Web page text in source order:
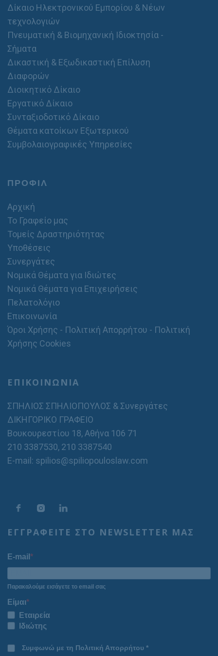
Δίκαιο Ηλεκτρονικού Εμπορίου & Νέων
τεχνολογιών
Πνευματική & Βιομηχανική Ιδιοκτησία -
Σήματα
Δικαστική & Εξωδικαστική Επίλυση
Διαφορών
Διοικητικό Δίκαιο
Εργατικό Δίκαιο
Συνταξιοδοτικό Δίκαιο
Θέματα κατοίκων Εξωτερικού
Συμβολαιογραφικές Υπηρεσίες
ΠΡΟΦΙΛ
Αρχική
Το Γραφείο μας
Τομείς Δραστηριότητας
Υποθέσεις
Συνεργάτες
Νομικά Θέματα για Ιδιώτες
Νομικά Θέματα για Επιχειρήσεις
Πελατολόγιο
Επικοινωνία
Όροι Χρήσης - Πολιτική Απορρήτου - Πολιτική
Χρήσης Cookies
ΕΠΙΚΟΙΝΩΝΙΑ
ΣΠΗΛΙΟΣ ΣΠΗΛΙΟΠΟΥΛΟΣ & Συνεργάτες
ΔΙΚΗΓΟΡΙΚΟ ΓΡΑΦΕΙΟ
Βουκουρεστίου 18, Αθήνα 106 71
210 3387530, 210 3387540
E-mail: spilios@spiliopouloslaw.com
ΕΓΓΡΑΦΕΙΤΕ ΣΤΟ NEWSLETTER ΜΑΣ
E-mail
Παρακαλούμε εισάγετε το email σας
Είμαι
Εταιρεία
Ιδιώτης
Συμφωνώ με τη Πολιτική Απορρήτου *